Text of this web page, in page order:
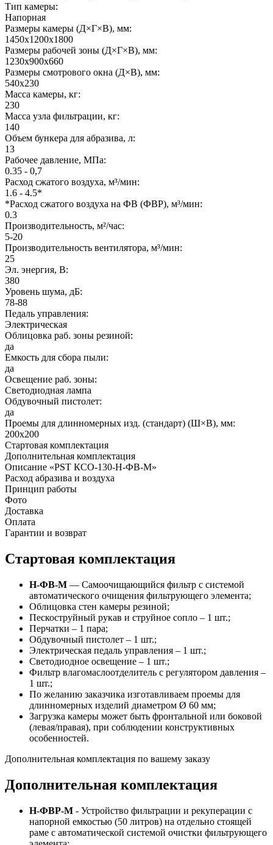
Тип камеры:
Напорная
Размеры камеры (Д×Г×В), мм:
1450x1200x1800
Размеры рабочей зоны (Д×Г×В), мм:
1230x900x660
Размеры смотрового окна (Д×В), мм:
540x230
Масса камеры, кг:
230
Масса узла фильтрации, кг:
140
Объем бункера для абразива, л:
13
Рабочее давление, МПа:
0.35 - 0,7
Расход сжатого воздуха, м³/мин:
1.6 - 4.5*
*Расход сжатого воздуха на ФВ (ФВР), м³/мин:
0.3
Производительность, м²/час:
5-20
Производительность вентилятора, м³/мин:
25
Эл. энергия, В:
380
Уровень шума, дБ:
78-88
Педаль управления:
Электрическая
Облицовка раб. зоны резиной:
да
Емкость для сбора пыли:
да
Освещение раб. зоны:
Светодиодная лампа
Обдувочный пистолет:
да
Проемы для длинномерных изд. (стандарт) (Ш×В), мм:
200x200
Стартовая комплектация
Дополнительная комплектация
Описание «PST КСО-130-Н-ФВ-М»
Расход абразива и воздуха
Принцип работы
Фото
Доставка
Оплата
Гарантии и возврат
Стартовая комплектация
Н-ФВ-М — Самоочищающийся фильтр с системой
автоматического очищения фильтрующего элемента;
Облицовка стен камеры резиной;
Пескоструйный рукав и струйное сопло – 1 шт.;
Перчатки – 1 пара;
Обдувочный пистолет – 1 шт.;
Электрическая педаль управления – 1 шт.;
Светодиодное освещение – 1 шт.;
Фильтр влагомаслоотделитель с регулятором давления –
1 шт.;
По желанию заказчика изготавливаем проемы для
длинномерных изделий диаметром Ø 60 мм;
Загрузка камеры может быть фронтальной или боковой
(левая/правая), при соблюдении конструктивных
особенностей.
Дополнительная комплектация по вашему заказу
Дополнительная комплектация
Н-ФВР-М - Устройство фильтрации и рекуперации с
напорной емкостью (50 литров) на отдельно стоящей
раме с автоматической системой очистки фильтрующего